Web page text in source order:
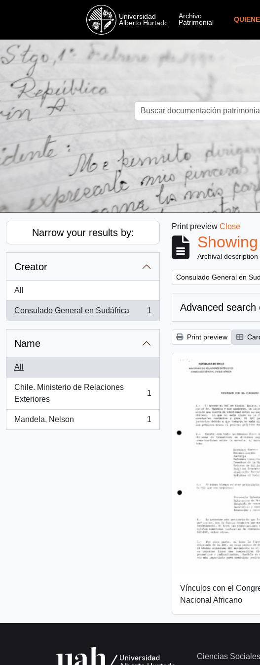
Narrow your results by:
Creator
All
Consulado General en Sudáfrica
, 1 results
1
Name
All
Chile. Ministerio de Relaciones
Exteriores
, 1 results
1
Mandela, Nelson
, 1 results
1
Print preview Close
Archival description
Remove filter:
Consulado General en
Advanced search
Print preview
Vínculos con el
Nacional Africano
Ciencias Sociales